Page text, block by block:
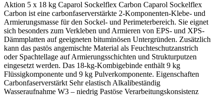
Aktion 5 x 18 kg Caparol Sockelflex Carbon Caparol Sockelflex
Carbon ist eine carbonfaserverstärkte 2-Komponenten-Klebe- und
Armierungsmasse für den Sockel- und Perimeterbereich. Sie eignet
sich besonders zum Verkleben und Armieren von EPS- und XPS-
Dämmplatten auf geeigneten bituminösen Untergründen. Zusätzlich
kann das pastös angemischte Material als Feuchteschutzanstrich
oder Spachtellage auf Armierungsschichten und Strukturputzen
eingesetzt werden. Das 18-kg-Kombigebinde enthält 9 kg
Flüssigkomponente und 9 kg Pulverkomponente. Eigenschaften
Carbonfaserverstärkt Sehr elastisch Alkalibeständig
Wasseraufnahme W3 – niedrig Pastöse Verarbeitungskonsistenz